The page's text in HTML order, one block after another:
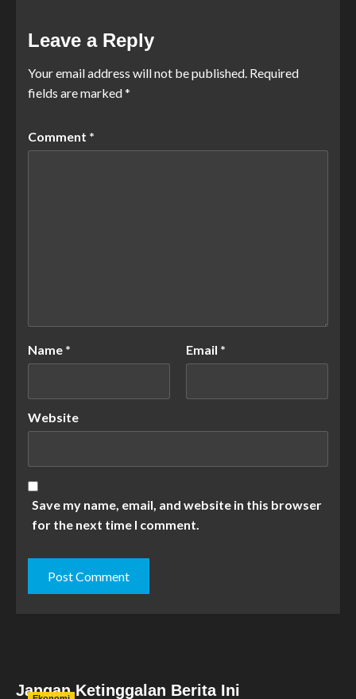
Leave a Reply
Your email address will not be published. Required
fields are marked*
Comment *
Name * Email *
Website
Save my name, email, and website in this browser
for the next time I comment.
Jangan Ketinggalan Berita Ini